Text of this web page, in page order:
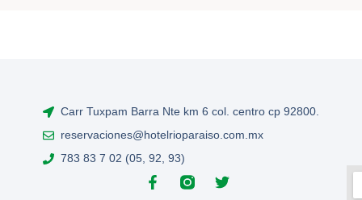
Carr Tuxpam Barra Nte km 6 col. centro cp 92800.
reservaciones@hotelrioparaiso.com.mx
783 83 7 02 (05, 92, 93)